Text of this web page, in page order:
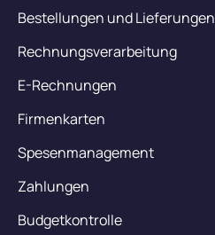
Bestellungen und Lieferungen
Rechnungsverarbeitung
E-Rechnungen
Firmenkarten
Spesenmanagement
Zahlungen
Budgetkontrolle